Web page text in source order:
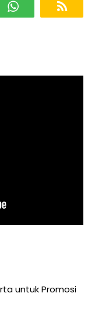
untuk Promosi